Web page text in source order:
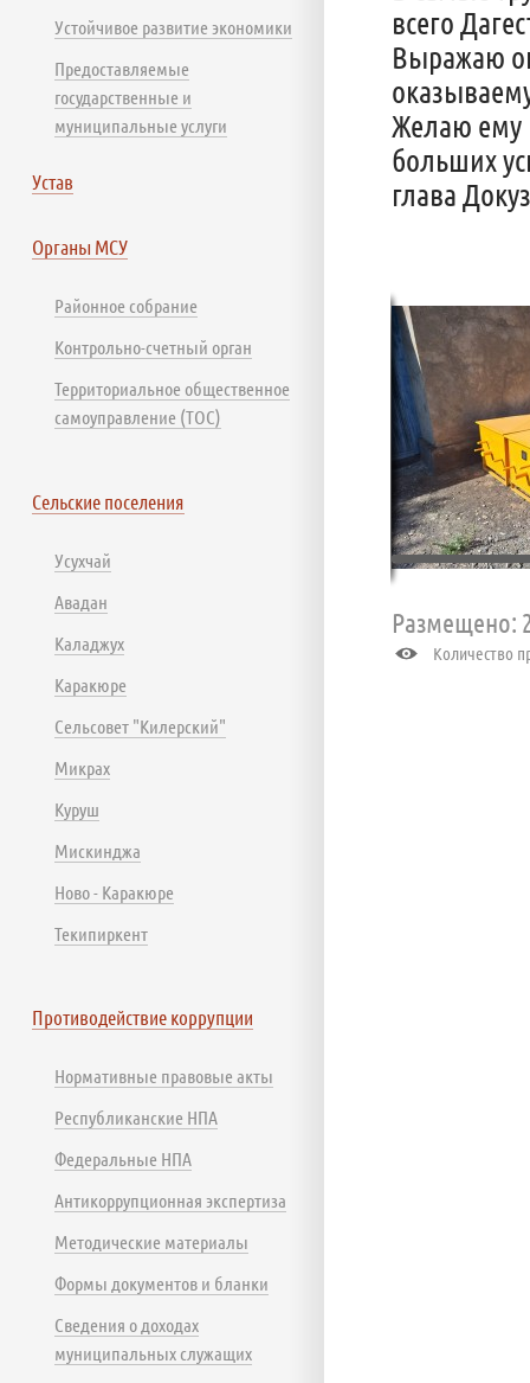
всего
Выражаю
Желаю ему
больших
глава
Размещено:
Количество
Устойчивое развитие экономики
Предоставляемые
государственные и
муниципальные услуги
Устав
Органы МСУ
Районное собрание
Контрольно-счетный орган
Территориальное общественное
самоуправление (ТОС)
Сельские поселения
Усухчай
Авадан
Каладжух
Каракюре
Сельсовет "Килерский"
Микрах
Куруш
Мискинджа
Ново - Каракюре
Текипиркент
Противодействие коррупции
Нормативные правовые акты
Республиканские НПА
Федеральные НПА
Антикоррупционная экспертиза
Методические материалы
Формы документов и бланки
Сведения о доходах
муниципальных служащих